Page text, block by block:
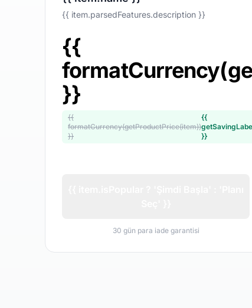
{{ item.parsedFeatures.description }}
{{
}}
{{
formatCurrency(getProductPrice(item))
}}
{{
}}
30 gün para iade garantisi